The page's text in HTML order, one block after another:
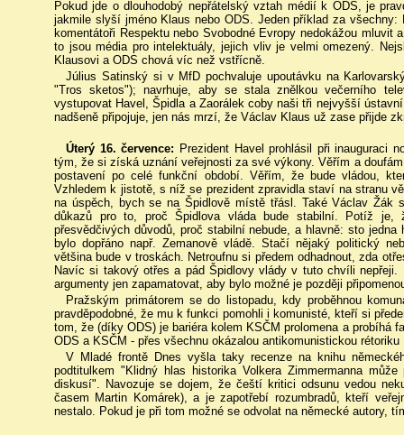
Pokud jde o dlouhodobý nepřátelský vztah médií k ODS, je
jakmile slyší jméno Klaus nebo ODS. Jeden příklad za
komentátoři Respektu nebo Svobodné Evropy nedokážou
to jsou média pro intelektuály, jejich vliv je velmi omezený.
Klausovi a ODS chová víc než vstřícně.
Július Satinský si v MfD pochvaluje upoutávku na
"Tros sketos"); navrhuje, aby se stala znělkou večerního
vystupovat Havel, Špidla a Zaorálek coby naši tři nejvyšší
nadšeně připojuje, jen nás mrzí, že Václav Klaus už zase přijde
Úterý 16. července: Prezident Havel prohlásil při inauguraci
tým, že si získá uznání veřejnosti za své výkony. Věřím a
postavení po celé funkční období. Věřím, že bude vládou,
Vzhledem k jistotě, s níž se prezident zpravidla staví na stranu
na úspěch, bych se na Špidlově místě třásl. Také Václav Žák
důkazů pro to, proč Špidlova vláda bude stabilní. Potíž
přesvědčivých důvodů, proč stabilní nebude, a hlavně: sto
bylo dopřáno např. Zemanově vládě. Stačí nějaký politický
většina bude v troskách. Netroufnu si předem odhadnout, zda
Navíc si takový otřes a pád Špidlovy vlády v tuto chvíli
argumenty jen zapamatovat, aby bylo možné je později
Pražským primátorem se do listopadu, kdy proběhnou
pravděpodobné, že mu k funkci pomohli i komunisté, kteří si
tom, že (díky ODS) je bariéra kolem KSČM prolomena a probíhá
ODS a KSČM - přes všechnu okázalou antikomunistickou
V Mladé frontě Dnes vyšla taky recenze na knihu
podtitulkem "Klidný hlas historika Volkera Zimmermanna
diskusí". Navozuje se dojem, že čeští kritici odsunu vedou
časem Martin Komárek), a je zapotřebí rozumbradů, kteří
nestalo. Pokud je při tom možné se odvolat na německé autory,